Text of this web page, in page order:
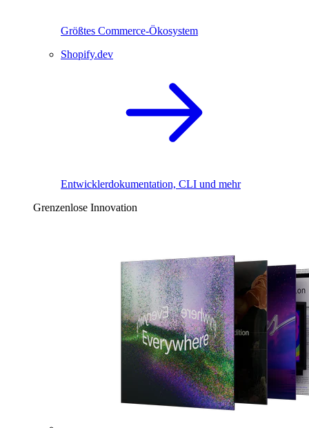
Größtes Commerce-Ökosystem
Shopify.dev
Entwicklerdokumentation, CLI und mehr
Grenzenlose Innovation